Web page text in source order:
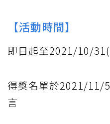
【活動時間】
即日起至2021/10/
得獎名單於2021/11/
言